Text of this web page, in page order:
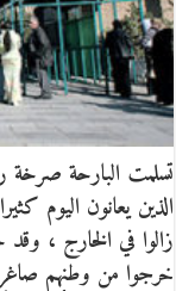
تسلمت البارحة صرخة
الذين يعانون اليوم
زالوا في الخارج ،
خرجوا من وطنهم